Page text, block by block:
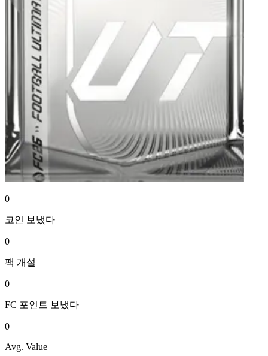
0
코인 보냈다
0
팩 개설
0
FC 포인트 보냈다
0
Avg. Value